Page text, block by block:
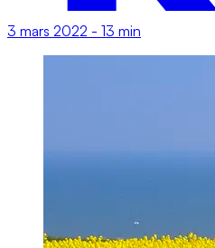
3 mars 2022 - 13 min